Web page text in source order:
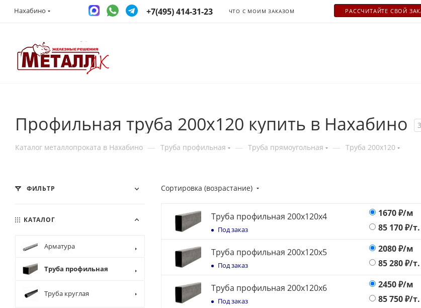
Нахабино +7(495) 414-31-23 ЧТО С МОИМ ЗАКАЗОМ РАСCЧИТАЙТЕ СВОЙ
Профильная труба 200x120 купить в Нахабино 3
Каталог металлопроката в Нахабино — Труба профильная — Труба прямоугольная — Труба 200x120
Сортировка (возрастание)
Труба профильная 200х120x4
Под заказ
1670₽/м
85 170₽/т.
Труба профильная 200х120x5
Под заказ
2080₽/м
85 280₽/т.
Труба профильная 200х120x6
Под заказ
2450₽/м
85 750₽/т.
ФИЛЬТР
КАТАЛОГ
Арматура
Труба профильная
Труба круглая